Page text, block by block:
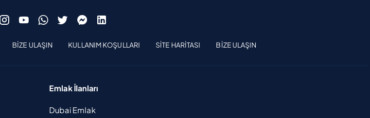
BIZE ULAŞIN KULLANIM KOŞULLARI SITE HARITASI BIZE ULAŞIN
Emlak İlanları
Dubai Emlak